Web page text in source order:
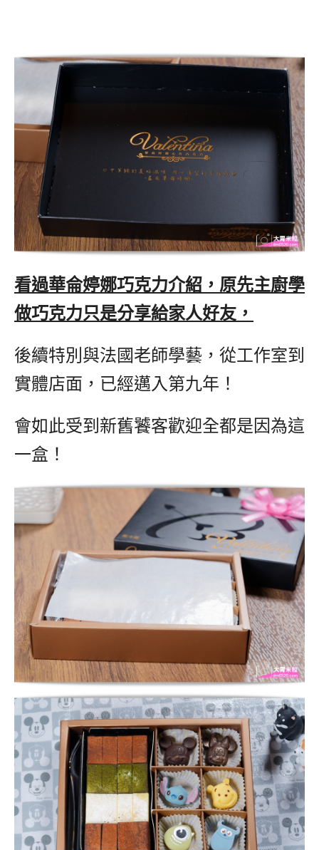
看過華侖婷娜巧克力介紹，原先主廚學
做巧克力只是分享給家人好友，
後續特別與法國老師學藝，從工作室到
實體店面，已經邁入第九年！
會如此受到新舊饕客歡迎全都是因為這
一盒！